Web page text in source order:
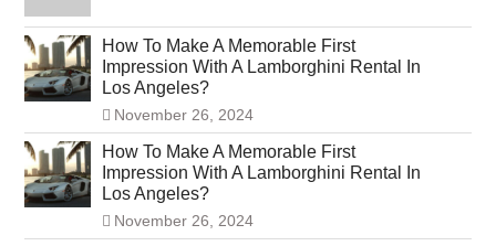
How To Make A Memorable First
Impression With A Lamborghini Rental In
Los Angeles?
November 26, 2024
How To Make A Memorable First
Impression With A Lamborghini Rental In
Los Angeles?
November 26, 2024